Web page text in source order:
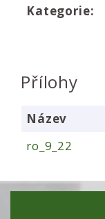
Kategorie:
Přílohy
Název
ro_9_22